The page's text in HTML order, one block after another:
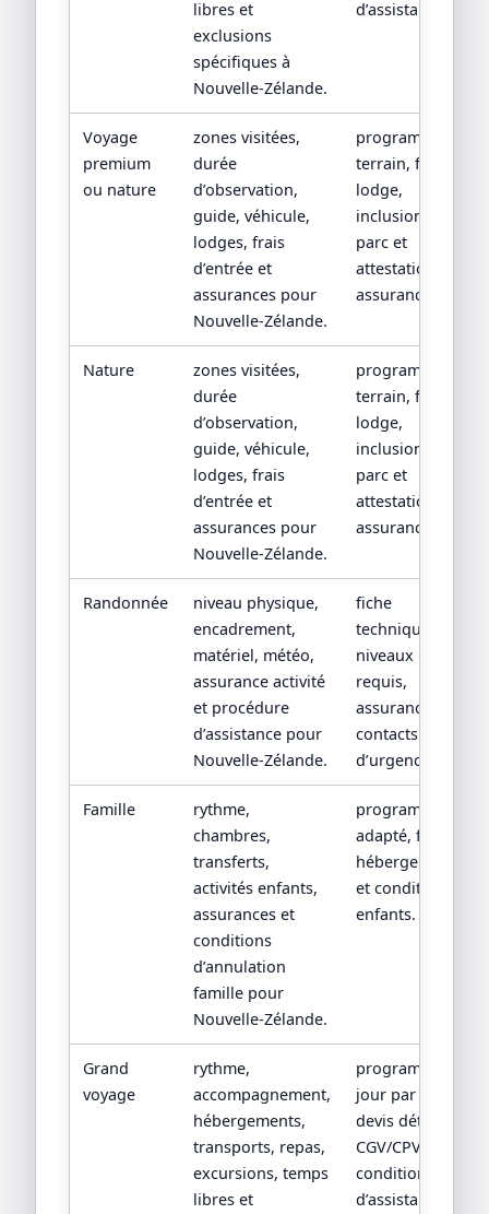
libres et
exclusions
spécifiques à
Nouvelle-Zélande.
d’assistance.
Voyage
premium
ou nature
zones visitées,
durée
d’observation,
guide, véhicule,
lodges, frais
d’entrée et
assurances pour
Nouvelle-Zélande.
programme
terrain, fiche
lodge,
inclusions
parc et
attestation
assurance.
Nature
zones visitées,
durée
d’observation,
guide, véhicule,
lodges, frais
d’entrée et
assurances pour
Nouvelle-Zélande.
programme
terrain, fiche
lodge,
inclusions
parc et
attestation
assurance.
Randonnée
niveau physique,
encadrement,
matériel, météo,
assurance activité
et procédure
d’assistance pour
Nouvelle-Zélande.
fiche
technique,
niveaux
requis,
assurance et
contacts
d’urgence.
Famille
rythme,
chambres,
transferts,
activités enfants,
assurances et
conditions
d’annulation
famille pour
Nouvelle-Zélande.
programme
adapté, fiches
hébergements
et conditions
enfants.
Grand
voyage
rythme,
accompagnement,
hébergements,
transports, repas,
excursions, temps
libres et
programme
jour par jour,
devis détaillé,
CGV/CPV et
conditions
d’assistance.